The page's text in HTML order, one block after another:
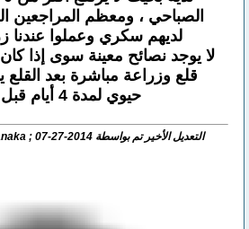
الصباحي ، ومعظم المراجعين
لديهم سكري وعملوا عندنا
لا يوجد نصائح معينة سوى إذا
قلع وزراعة مباشرة بعد القلع
حيوي لمدة 4 أيام قبل السفر
التعديل الأخير تم بواسطة asnanaka ; 07-27-2014 الساعة